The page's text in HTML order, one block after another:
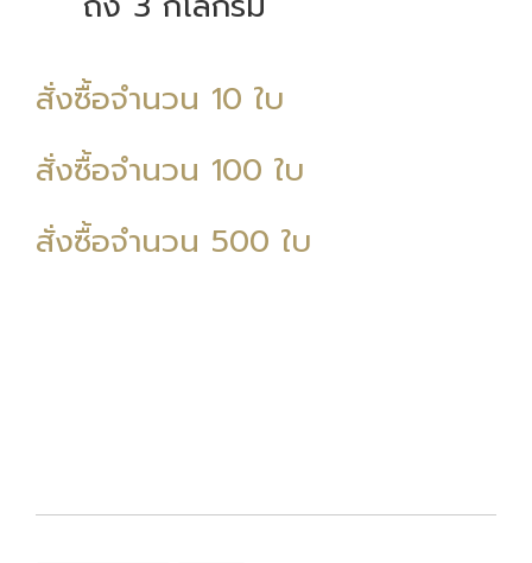
สั่งซื้อจำนวน 10 ใบ
สั่งซื้อจำนวน 100 ใบ
สั่งซื้อจำนวน 500 ใบ